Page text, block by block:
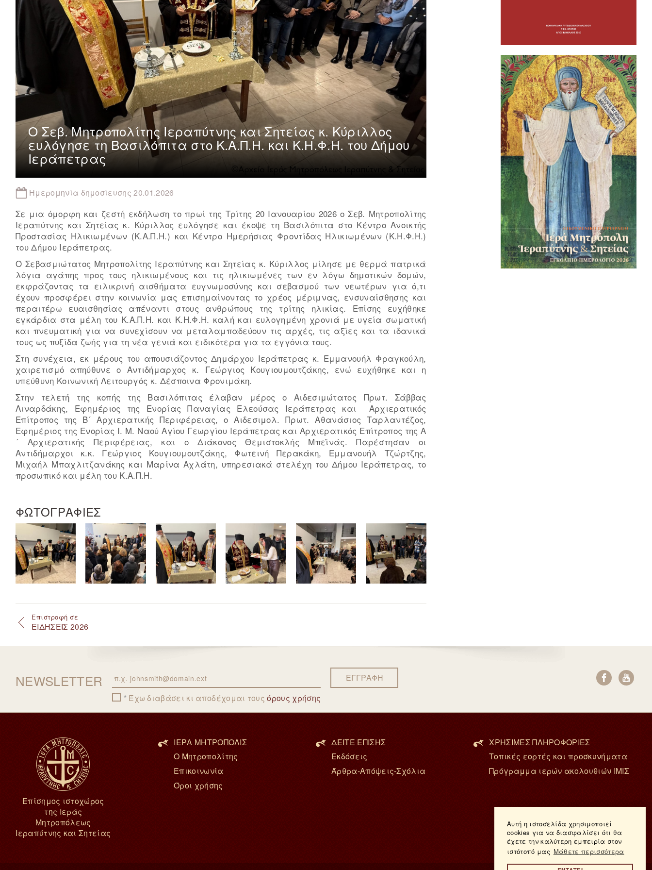
Αυτή η ιστοσελίδα χρησιμοποιεί
cookies για να διασφαλίσει ότι θα
έχετε την καλύτερη εμπειρία στον
ιστότοπό μας Μάθετε περισσότερα
Ο Σεβ. Μητροπολίτης Ιεραπύτνης και Σητείας κ. Κύριλλος
ευλόγησε τη Βασιλόπιτα στο Κ.Α.Π.Η. και Κ.Η.Φ.Η. του Δήμου
Ιεράπετρας
Ημερομηνία δημοσίευσης 20.01.2026
Σε μια όμορφη και ζεστή εκδήλωση το πρωί της Τρίτης 20 Ιανουαρίου 2026 ο Σεβ. Μητροπολίτης
Ιεραπύτνης και Σητείας κ. Κύριλλος ευλόγησε και έκοψε τη Βασιλόπιτα στο Κέντρο Ανοικτής
Προστασίας Ηλικιωμένων (Κ.Α.Π.Η.) και Κέντρο Ημερήσιας Φροντίδας Ηλικιωμένων (Κ.Η.Φ.Η.)
του Δήμου Ιεράπετρας.
Ο Σεβασμιώτατος Μητροπολίτης Ιεραπύτνης και Σητείας κ. Κύριλλος μίλησε με θερμά πατρικά
λόγια αγάπης προς τους ηλικιωμένους και τις ηλικιωμένες των εν λόγω δημοτικών δομών,
εκφράζοντας τα ειλικρινή αισθήματα ευγνωμοσύνης και σεβασμού των νεωτέρων για ό,τι
έχουν προσφέρει στην κοινωνία μας επισημαίνοντας το χρέος μέριμνας, ενσυναίσθησης και
περαιτέρω ευαισθησίας απέναντι στους ανθρώπους της τρίτης ηλικίας. Επίσης ευχήθηκε
εγκάρδια στα μέλη του Κ.Α.Π.Η. και Κ.Η.Φ.Η. καλή και ευλογημένη χρονιά με υγεία σωματική
και πνευματική για να συνεχίσουν να μεταλαμπαδεύουν τις αρχές, τις αξίες και τα ιδανικά
τους ως πυξίδα ζωής για τη νέα γενιά και ειδικότερα για τα εγγόνια τους.
Στη συνέχεια, εκ μέρους του απουσιάζοντος Δημάρχου Ιεράπετρας κ. Εμμανουήλ Φραγκούλη,
χαιρετισμό απηύθυνε ο Αντιδήμαρχος κ. Γεώργιος Κουγιουμουτζάκης, ενώ ευχήθηκε και η
υπεύθυνη Κοινωνική Λειτουργός κ. Δέσποινα Φρονιμάκη.
Στην τελετή της κοπής της Βασιλόπιτας έλαβαν μέρος ο Αιδεσιμώτατος Πρωτ. Σάββας
Λιναρδάκης, Εφημέριος της Ενορίας Παναγίας Ελεούσας Ιεράπετρας και Αρχιερατικός
Επίτροπος της Β´ Αρχιερατικής Περιφέρειας, ο Αιδεσιμολ. Πρωτ. Αθανάσιος Ταρλαντέζος,
Εφημέριος της Ενορίας Ι. Μ. Ναού Αγίου Γεωργίου Ιεράπετρας και Αρχιερατικός Επίτροπος της Α
´ Αρχιερατικής Περιφέρειας, και ο Διάκονος Θεμιστοκλής Μπεϊνάς. Παρέστησαν οι
Αντιδήμαρχοι κ.κ. Γεώργιος Κουγιουμουτζάκης, Φωτεινή Περακάκη, Εμμανουήλ Τζώρτζης,
Μιχαήλ Μπαχλιτζανάκης και Μαρίνα Αχλάτη, υπηρεσιακά στελέχη του Δήμου Ιεράπετρας, το
προσωπικό και μέλη του Κ.Α.Π.Η.
ΦΩΤΟΓΡΑΦΙΕΣ
Επιστροφή σε
ΕΙΔΗΣΕΙΣ 2026
NEWSLETTER
Email
Έχω διαβάσει κι αποδέχομαι τουςόρους χρήσης
ΕΓΓΡΑΦΗ
Επίσημος ιστοχώρος
της Ιεράς
Μητροπόλεως
Ιεραπύτνης και Σητείας
ΙΕΡΑ ΜΗΤΡΟΠΟΛΙΣ
Ο Μητροπολίτης
Επικοινωνία
Όροι χρήσης
ΔΕΙΤΕ ΕΠΙΣΗΣ
Εκδόσεις
Άρθρα-Απόψεις-Σχόλια
ΧΡΗΣΙΜΕΣ ΠΛΗΡΟΦΟΡΙΕΣ
Τοπικές εορτές και προσκυνήματα
Πρόγραμμα ιερών ακολουθιών ΙΜΙΣ